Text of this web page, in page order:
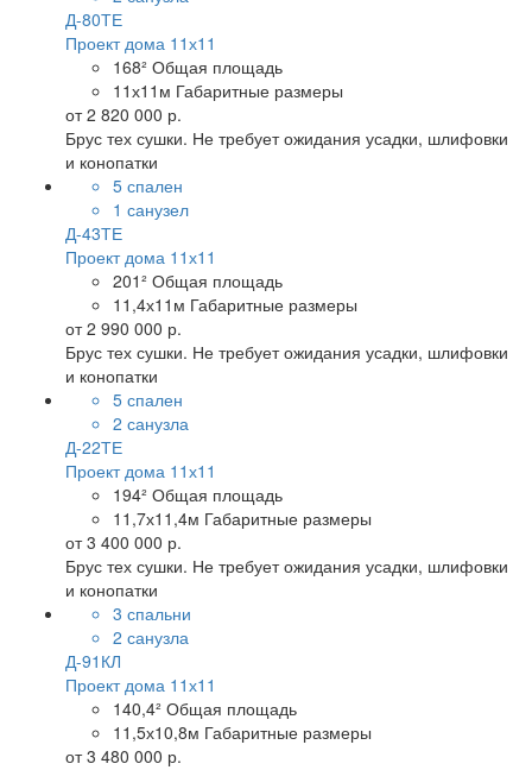
Д-80ТЕ
Проект дома 11х11
168² Общая площадь
11х11м Габаритные размеры
от2 820 000 р.
Брус тех сушки. Не требует ожидания усадки, шлифовки
и конопатки
5 спален
1 санузел
Д-43ТЕ
Проект дома 11х11
201² Общая площадь
11,4х11м Габаритные размеры
от2 990 000 р.
Брус тех сушки. Не требует ожидания усадки, шлифовки
и конопатки
5 спален
2 санузла
Д-22ТЕ
Проект дома 11х11
194² Общая площадь
11,7х11,4м Габаритные размеры
от3 400 000 р.
Брус тех сушки. Не требует ожидания усадки, шлифовки
и конопатки
3 спальни
2 санузла
Д-91КЛ
Проект дома 11х11
140,4² Общая площадь
11,5х10,8м Габаритные размеры
от3 480 000 р.